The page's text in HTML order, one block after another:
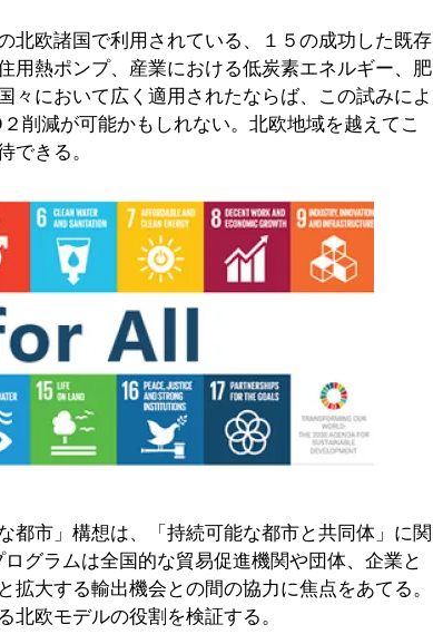
北欧諸国で利用されている、１５の成功した既存
用熱ポンプ、産業における低炭素エネルギー、肥
において広く適用されたならば、この試みによ
削減が可能かもしれない。北欧地域を越えてこ
できる。
都市」構想は、「持続可能な都市と共同体」に関
グラムは全国的な貿易促進機関や団体、企業と
大する輸出機会との間の協力に焦点をあてる。
北欧モデルの役割を検証する。